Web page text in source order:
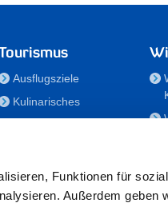
Funktionen für
Außerdem geben
Ausflugsziele
Kulinarisches
Veranstaltungen